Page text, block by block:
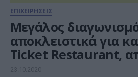
ΕΠΙΧΕΙΡΗΣΕΙΣ
Μεγάλος
αποκλειστικά για
Ticket Restaurant,
Edenred και τα My
23.10.2020